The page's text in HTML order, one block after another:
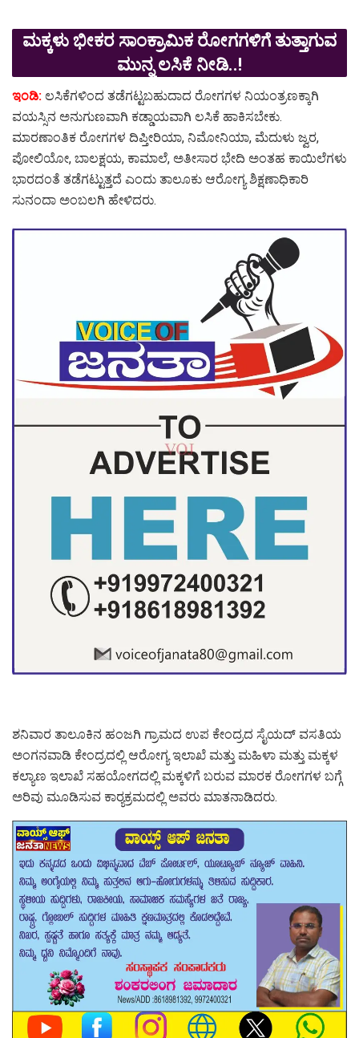
ಮಕ್ಕಳು ಭೀಕರ ಸಾಂಕ್ರಾಮಿಕ ರೋಗಗಳಿಗೆ ತುತ್ತಾಗುವ
ಮುನ್ನ ಲಸಿಕೆ ನೀಡಿ..!
ಇಂಡಿ: ಲಸಿಕೆಗಳಿಂದ ತಡೆಗಟ್ಟಬಹುದಾದ ರೋಗಗಳ ನಿಯಂತ್ರಣಕ್ಕಾಗಿ
ವಯಸ್ಸಿನ ಅನುಗುಣವಾಗಿ ಕಡ್ಡಾಯವಾಗಿ ಲಸಿಕೆ ಹಾಕಿಸಬೇಕು.
ಮಾರಣಾಂತಿಕ ರೋಗಗಳ ದಿಪ್ತೀರಿಯಾ, ನಿಮೋನಿಯಾ, ಮೆದುಳು ಜ್ವರ,
ಪೋಲಿಯೋ, ಬಾಲಕ್ಷಯ, ಕಾಮಾಲೆ, ಅತೀಸಾರ ಭೇದಿ ಅಂತಹ ಕಾಯಿಲೆಗಳು
ಭಾರದಂತೆ ತಡೆಗಟ್ಟುತ್ತದೆ ಎಂದು ತಾಲೂಕು ಆರೋಗ್ಯ ಶಿಕ್ಷಣಾಧಿಕಾರಿ
ಸುನಂದಾ ಅಂಬಲಗಿ ಹೇಳಿದರು.
ಶನಿವಾರ ತಾಲೂಕಿನ ಹಂಜಗಿ ಗ್ರಾಮದ ಉಪ ಕೇಂದ್ರದ ಸೈಯದ್ ವಸತಿಯ
ಅಂಗನವಾಡಿ ಕೇಂದ್ರದಲ್ಲಿ ಆರೋಗ್ಯ ಇಲಾಖೆ ಮತ್ತು ಮಹಿಳಾ ಮತ್ತು ಮಕ್ಕಳ
ಕಲ್ಯಾಣ ಇಲಾಖೆ ಸಹಯೋಗದಲ್ಲಿ ಮಕ್ಕಳಿಗೆ ಬರುವ ಮಾರಕ ರೋಗಗಳ ಬಗ್ಗೆ
ಅರಿವು ಮೂಡಿಸುವ ಕಾರ‍್ಯಕ್ರಮದಲ್ಲಿ ಅವರು ಮಾತನಾಡಿದರು.